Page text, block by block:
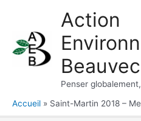
contenu
Action
Penser
Accueil Saint-Martin 2018 –